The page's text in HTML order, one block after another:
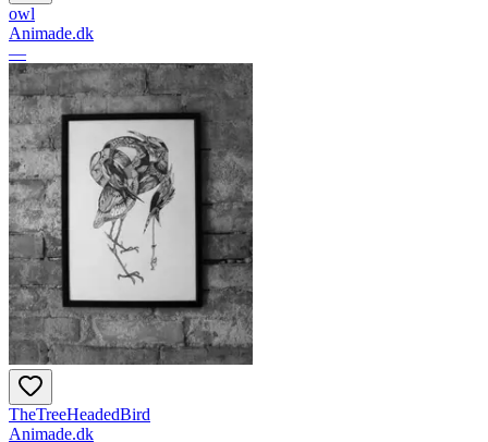
owl
Animade.dk
—
TheTreeHeadedBird
Animade.dk